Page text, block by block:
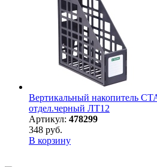
Вертикальный накопитель
отдел.черный ЛТ12
Артикул: 478299
348 руб.
В корзину